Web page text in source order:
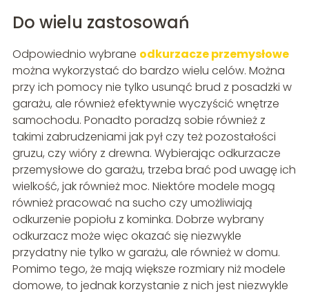
Do wielu zastosowań
Odpowiednio wybrane odkurzacze przemysłowe
można wykorzystać do bardzo wielu celów. Można
przy ich pomocy nie tylko usunąć brud z posadzki w
garażu, ale również efektywnie wyczyścić wnętrze
samochodu. Ponadto poradzą sobie również z
takimi zabrudzeniami jak pył czy też pozostałości
gruzu, czy wióry z drewna. Wybierając odkurzacze
przemysłowe do garażu, trzeba brać pod uwagę ich
wielkość, jak również moc. Niektóre modele mogą
również pracować na sucho czy umożliwiają
odkurzenie popiołu z kominka. Dobrze wybrany
odkurzacz może więc okazać się niezwykle
przydatny nie tylko w garażu, ale również w domu.
Pomimo tego, że mają większe rozmiary niż modele
domowe, to jednak korzystanie z nich jest niezwykle